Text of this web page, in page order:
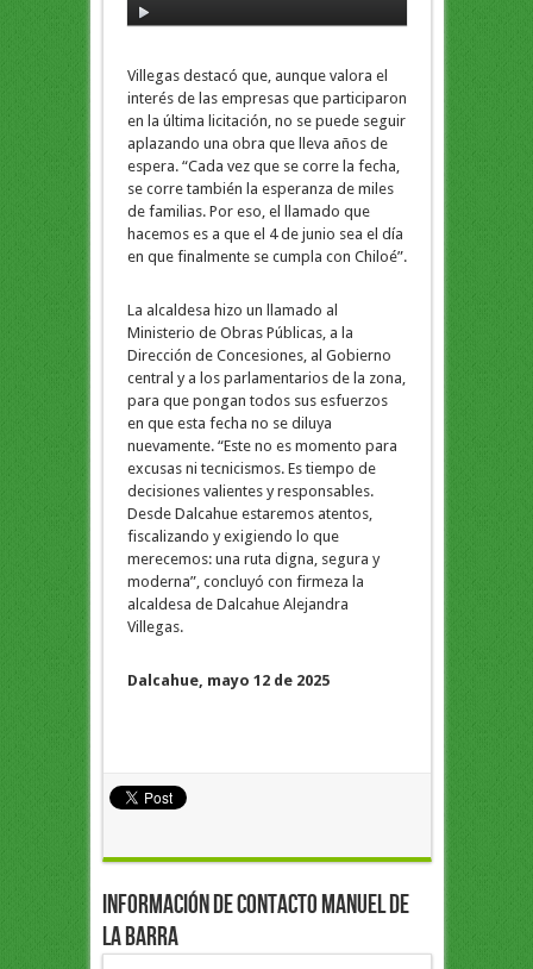
Villegas destacó que, aunque valora el
interés de las empresas que participaron
en la última licitación, no se puede seguir
aplazando una obra que lleva años de
espera. “Cada vez que se corre la fecha,
se corre también la esperanza de miles
de familias. Por eso, el llamado que
hacemos es a que el 4 de junio sea el día
en que finalmente se cumpla con Chiloé”.
La alcaldesa hizo un llamado al
Ministerio de Obras Públicas, a la
Dirección de Concesiones, al Gobierno
central y a los parlamentarios de la zona,
para que pongan todos sus esfuerzos
en que esta fecha no se diluya
nuevamente. “Este no es momento para
excusas ni tecnicismos. Es tiempo de
decisiones valientes y responsables.
Desde Dalcahue estaremos atentos,
fiscalizando y exigiendo lo que
merecemos: una ruta digna, segura y
moderna”, concluyó con firmeza la
alcaldesa de Dalcahue Alejandra
Villegas.
Dalcahue, mayo 12 de 2025
Información de Contacto Manuel de
la Barra